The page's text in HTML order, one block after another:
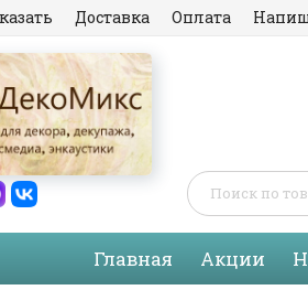
Доставка Оплата
Главная Акции